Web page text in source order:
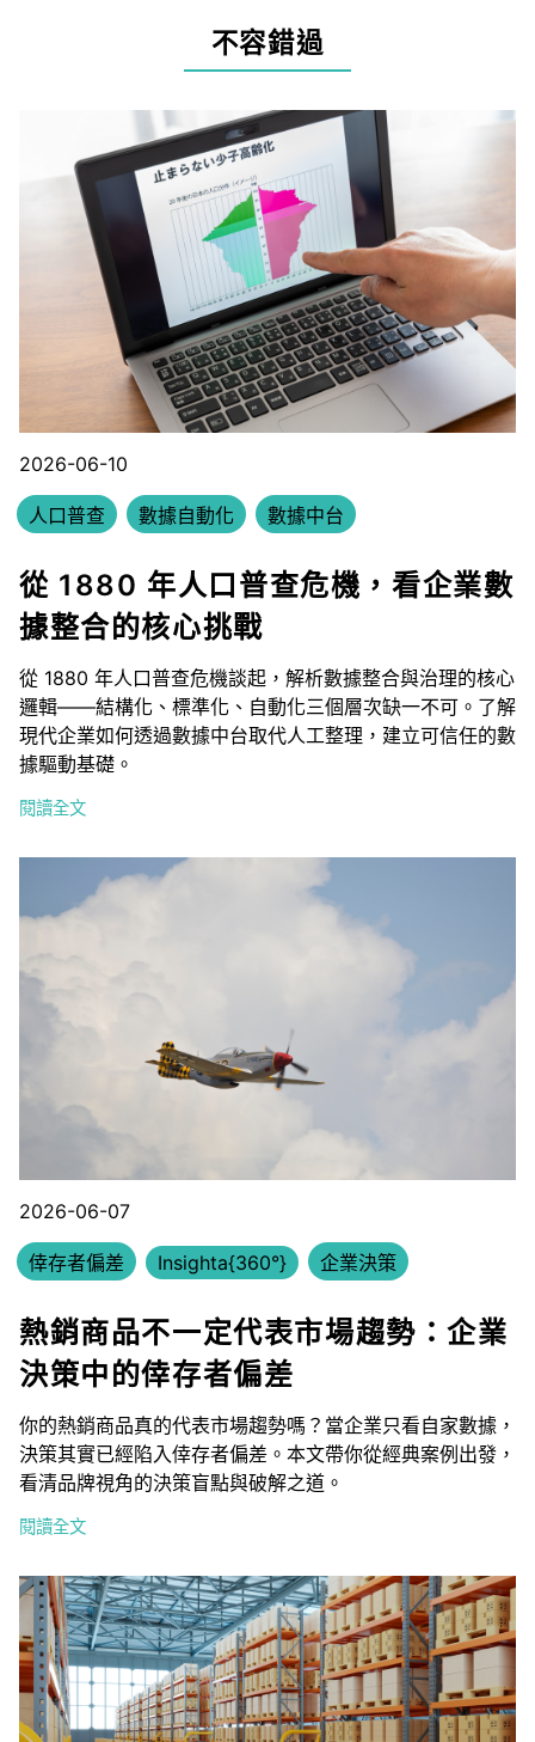
不容錯過
2026-06-10
人口普查 數據自動化 數據中台
從 1880 年人口普查危機，看企業數
據整合的核心挑戰
從 1880 年人口普查危機談起，解析數據整合與治理的核心
邏輯——結構化、標準化、自動化三個層次缺一不可。了解
現代企業如何透過數據中台取代人工整理，建立可信任的數
據驅動基礎。
閱讀全文
2026-06-07
倖存者偏差 Insighta{360°} 企業決策
熱銷商品不一定代表市場趨勢：企業
決策中的倖存者偏差
你的熱銷商品真的代表市場趨勢嗎？當企業只看自家數據，
決策其實已經陷入倖存者偏差。本文帶你從經典案例出發，
看清品牌視角的決策盲點與破解之道。
閱讀全文